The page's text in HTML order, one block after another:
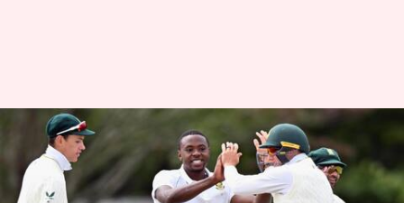
श्रीलंका के खिलाफ टेस्ट सीरीज के लिए
दक्षिण अफ्रीकी टीम घोषित, तेम्बा
बावुमा की हुई वापसी